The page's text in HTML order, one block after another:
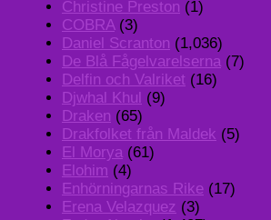
Christine Preston (1)
COBRA(3)
Daniel Scranton (1,036)
De Blå Fågelvarelserna (7)
Delfin och Valriket (16)
Djwhal Khul (9)
Draken (65)
Drakfolket från Maldek (5)
El Morya (61)
Elohim (4)
Enhörningarnas Rike (17)
Erena Velazquez (3)